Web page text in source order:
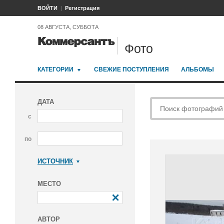
ВОЙТИ Регистрация
08 АВГУСТА, СУББОТА
Фото
КАТЕГОРИИ СВЕЖИЕ ПОСТУПЛЕНИЯ АЛЬБОМЫ
ДАТА
с
по
ИСТОЧНИК
МЕСТО
АВТОР